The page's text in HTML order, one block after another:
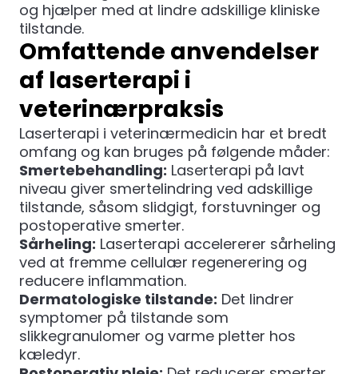
og hjælper med at lindre adskillige kliniske
tilstande.
Omfattende anvendelser
af laserterapi i
veterinærpraksis
Laserterapi i veterinærmedicin har et bredt
omfang og kan bruges på følgende måder:
Smertebehandling: Laserterapi på lavt
niveau giver smertelindring ved adskillige
tilstande, såsom slidgigt, forstuvninger og
postoperative smerter.
Sårheling: Laserterapi accelererer sårheling
ved at fremme cellulær regenerering og
reducere inflammation.
Dermatologiske tilstande: Det lindrer
symptomer på tilstande som
slikkegranulomer og varme pletter hos
kæledyr.